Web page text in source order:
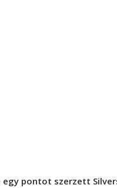
pontot szerzett